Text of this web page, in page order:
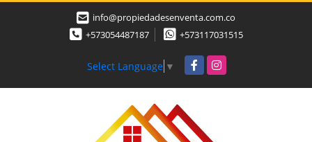
info@propiedadesenventa.com.co
+573054487187
+573117031515
Select Language ▼ FacebookInstagram